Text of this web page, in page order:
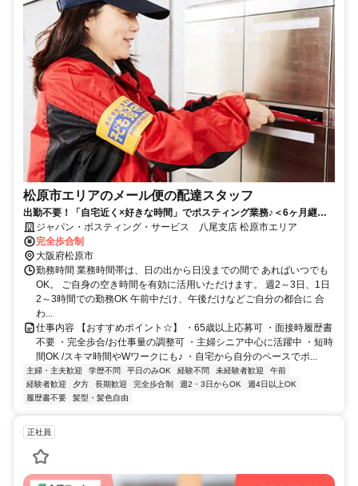
松原市エリアのメール便の配達スタッフ
出勤不要！「自宅近く×好きな時間」でポスティング業務♪＜6ヶ月継続
勤務で合計2万円のプチボーナス＞
ジャパン・ポスティング・サービス 八尾支店 松原市エリア
完全歩合制
大阪府松原市
勤務時間 業務時間帯は、日の出から日没までの間で あればいつでも
OK。 ご自身の空き時間を有効に活用いただけます。 週2～3日、1日
2～3時間での勤務OK 午前中だけ、午後だけなどご自分の都合に 合
わ...
仕事内容 【おすすめポイント☆】 ・65歳以上応募可 ・面接時履歴書
不要 ・完全歩合/お仕事量の調整可 ・主婦シニア中心に活躍中 ・短時
間OK /スキマ時間やWワークにも♪ ・自宅から自分のペースでポ...
主婦・主夫歓迎 学歴不問 平日のみOK 経験不問 未経験者歓迎
午前
経験者歓迎
夕方 長期歓迎 完全歩合制 週2・3日からOK
週4日以上OK
履歴書不要
髪型・髪色自由
正社員